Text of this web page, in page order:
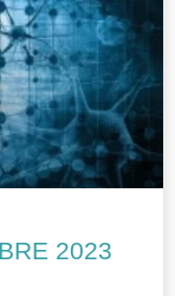
2023